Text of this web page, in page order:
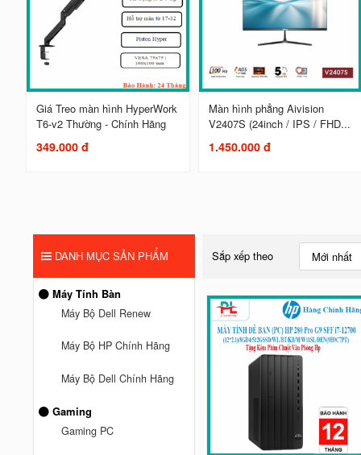
Giá Treo màn hình HyperWork
T6-v2 Thường - Chính Hãng
349.000 đ
Màn hình phẳng Aivision
V2407S (24inch / IPS / FHD...
1.450.000 đ
DANH MỤC SẢN PHẨM
Máy Tính Bàn
Máy Bộ Dell Renew
Máy Bộ HP Chính Hãng
Máy Bộ Dell Chính Hãng
Gaming
Gaming PC
Sắp xếp theo Mới nhất